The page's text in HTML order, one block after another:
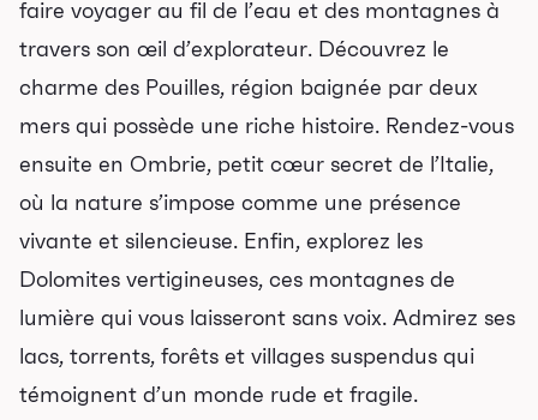
faire voyager au fil de l’eau et des montagnes à
travers son œil d’explorateur. Découvrez le
charme des Pouilles, région baignée par deux
mers qui possède une riche histoire. Rendez-vous
ensuite en Ombrie, petit cœur secret de l’Italie,
où la nature s’impose comme une présence
vivante et silencieuse. Enfin, explorez les
Dolomites vertigineuses, ces montagnes de
lumière qui vous laisseront sans voix. Admirez ses
lacs, torrents, forêts et villages suspendus qui
témoignent d’un monde rude et fragile.